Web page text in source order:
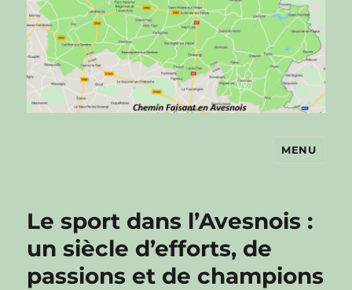
Chemin faisant en Avesnois
MENU
Le sport dans l’Avesnois :
un siècle d’efforts, de
passions et de champions